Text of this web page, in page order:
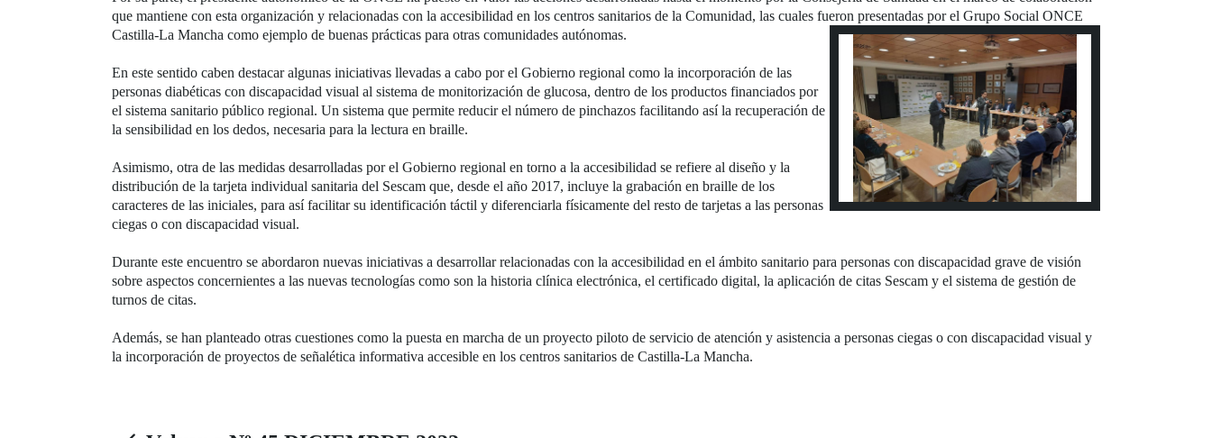
que mantiene con esta organización y relacionadas con la accesibilidad en los centros sanitarios de la Comunidad, las cuales fueron presentadas por el Grupo Social ONCE
Castilla-La Mancha como ejemplo de buenas prácticas para otras comunidades autónomas.
En este sentido caben destacar algunas iniciativas llevadas a cabo por el Gobierno regional como la incorporación de las
personas diabéticas con discapacidad visual al sistema de monitorización de glucosa, dentro de los productos financiados por
el sistema sanitario público regional. Un sistema que permite reducir el número de pinchazos facilitando así la recuperación de
la sensibilidad en los dedos, necesaria para la lectura en braille.
Asimismo, otra de las medidas desarrolladas por el Gobierno regional en torno a la accesibilidad se refiere al diseño y la
distribución de la tarjeta individual sanitaria del Sescam que, desde el año 2017, incluye la grabación en braille de los
caracteres de las iniciales, para así facilitar su identificación táctil y diferenciarla físicamente del resto de tarjetas a las personas
ciegas o con discapacidad visual.
Durante este encuentro se abordaron nuevas iniciativas a desarrollar relacionadas con la accesibilidad en el ámbito sanitario para personas con discapacidad grave de visión
sobre aspectos concernientes a las nuevas tecnologías como son la historia clínica electrónica, el certificado digital, la aplicación de citas Sescam y el sistema de gestión de
turnos de citas.
Además, se han planteado otras cuestiones como la puesta en marcha de un proyecto piloto de servicio de atención y asistencia a personas ciegas o con discapacidad visual y
la incorporación de proyectos de señalética informativa accesible en los centros sanitarios de Castilla-La Mancha.